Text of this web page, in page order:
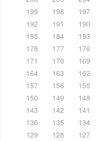
199
198 197
192
191 190
185
184 183
178
177 176
171
170 169
164
163 162
157
156 155
150
149 148
143
142 141
136
135 134
129
128 127